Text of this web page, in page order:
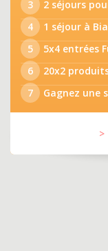
3
2 séjours
4
1 séjour à
5
5x4 entrées
6
20x2
7
Gagnez une
>